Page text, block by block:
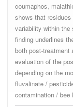
coumaphos,
shows that
variability within the
finding underlines
both post-treatment
evaluation of the
depending on the
fluvalinate /
contamination / bee